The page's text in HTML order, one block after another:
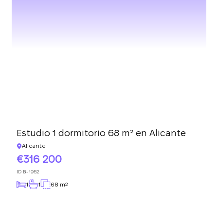
Estudio 1 dormitorio 68 m² en Alicante
Alicante
316 200
ID B-1952
1 1 68 m2